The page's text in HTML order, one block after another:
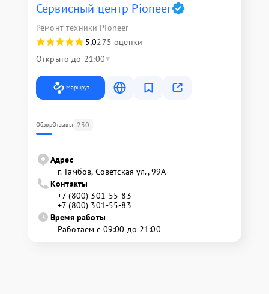
Сервисный центр Pioneer
Ремонт техники Pioneer
5,0275 оценки
Открыто до 21:00
Маршрут
ОбзорОтзывы 230
Адрес
г. Тамбов, Советская ул., 99А
Контакты
+7 (800) 301-55-83
+7 (800) 301-55-83
Время работы
Работаем с 09:00 до 21:00